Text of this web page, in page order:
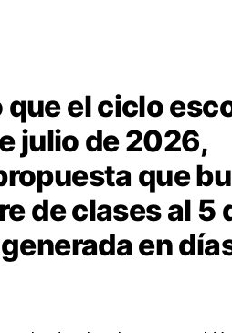
que el ciclo
julio de 2026,
que
de clases al 5
en